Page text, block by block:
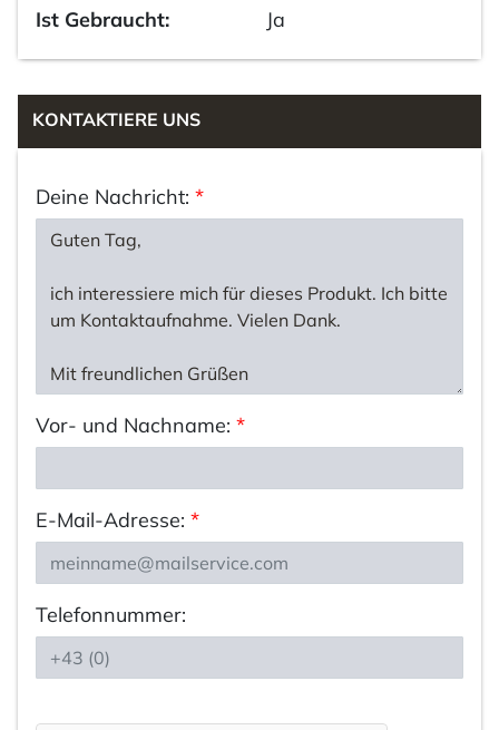
Ist Gebraucht:
Ja
KONTAKTIERE UNS
Deine Nachricht: *
Vor- und Nachname: *
E-Mail-Adresse: *
Telefonnummer: